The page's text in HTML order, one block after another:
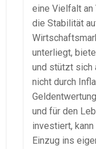
eine Vielfalt an
die Stabilität
unterliegt,
und stützt sich
nicht durch
und für den
investiert,
Einzug ins